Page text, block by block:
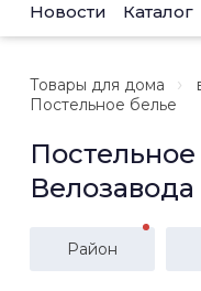
Новости Каталог
Товары для дома
Постельное белье
Велозавода
Район